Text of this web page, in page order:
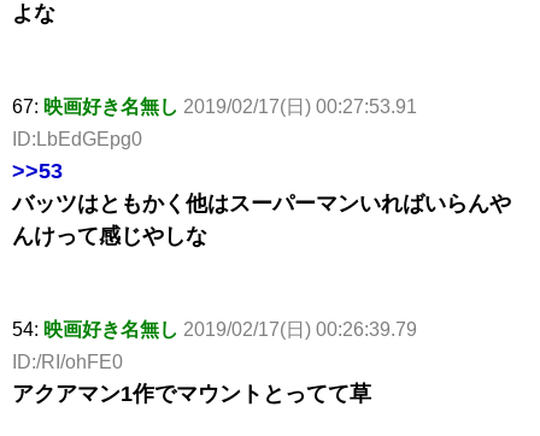
よな
67: 映画好き名無し 2019/02/17(日) 00:27:53.91
ID:LbEdGEpg0
>>53
バッツはともかく他はスーパーマンいればいらんや
んけって感じやしな
54: 映画好き名無し 2019/02/17(日) 00:26:39.79
ID:/RI/ohFE0
アクアマン1作でマウントとってて草